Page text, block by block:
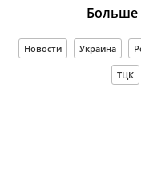
Больше
Новости Украина
ТЦК